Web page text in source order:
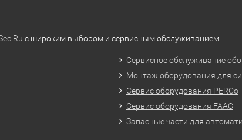
с широким выбором и сервисным обслуживанием.
Сервисное обслуживание
Монтаж оборудования для
Сервис оборудования PERCo
Сервис оборудования FAAC
Запасные части для